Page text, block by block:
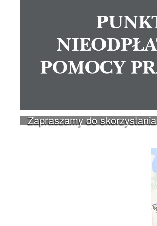
Zapraszamy do